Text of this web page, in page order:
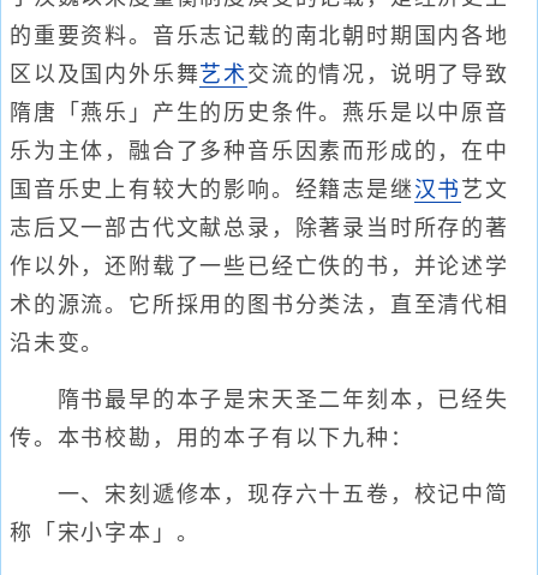
的重要资料。音乐志记载的南北朝时期国内各地
区以及国内外乐舞艺术 交流的情况，说明了导致
隋唐「燕乐」产生的历史条件。燕乐是以中原音
乐为主体，融合了多种音乐因素而形成的，在中
国音乐史上有较大的影响。经籍志是继 汉书 艺文
志后又一部古代文献总录，除著录当时所存的著
作以外，还附载了一些已经亡佚的书，并论述学
术的源流。它所採用的图书分类法，直至清代相
沿未变。
隋书最早的本子是宋天圣二年刻本，已经失
传。本书校勘，用的本子有以下九种：
一、宋刻遞修本，现存六十五卷，校记中简
称「宋小字本」。